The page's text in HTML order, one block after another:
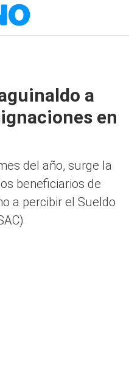
a
en
del año, surge la
beneficiarios de
a percibir el Sueldo